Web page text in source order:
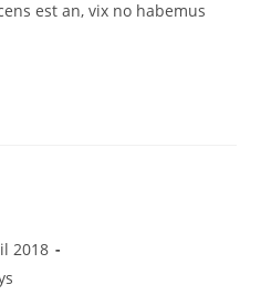
est an, vix no habemus
2018